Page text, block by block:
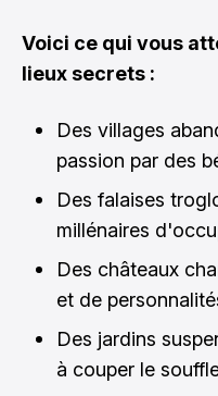
Voici ce qui vous
lieux secrets :
Des villages
passion par des
Des falaises
millénaires
Des châteaux
et de
Des jardins
à couper le